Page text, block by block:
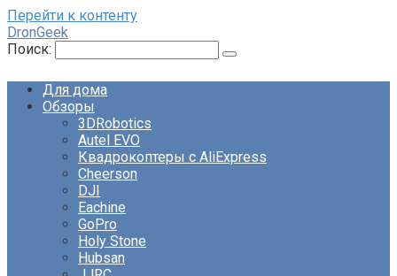
Перейти к контенту
DronGeek
Поиск:
Для дома
Обзоры
3DRobotics
Autel EVO
Квадрокоптеры с AliExpress
Cheerson
DJI
Eachine
GoPro
Holy Stone
Hubsan